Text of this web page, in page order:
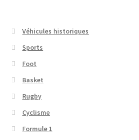
Véhicules historiques
Sports
Foot
Basket
Rugby
Cyclisme
Formule 1